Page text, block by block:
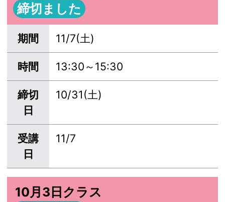
締切ました
期間 11/7(土)
時間 13:30～15:30
締切
日
10/31(土)
受講
日
11/7
10月3日クラス